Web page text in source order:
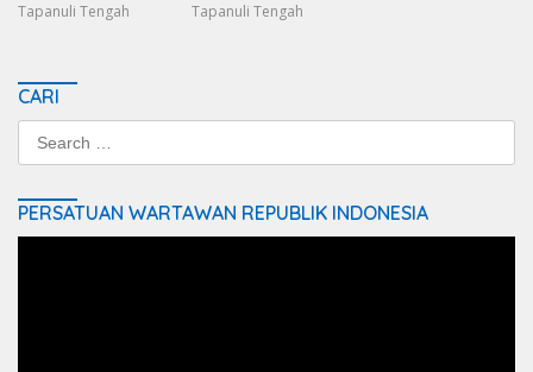
Tapanuli Tengah Tapanuli Tengah
CARI
Search
for:
PERSATUAN WARTAWAN REPUBLIK INDONESIA